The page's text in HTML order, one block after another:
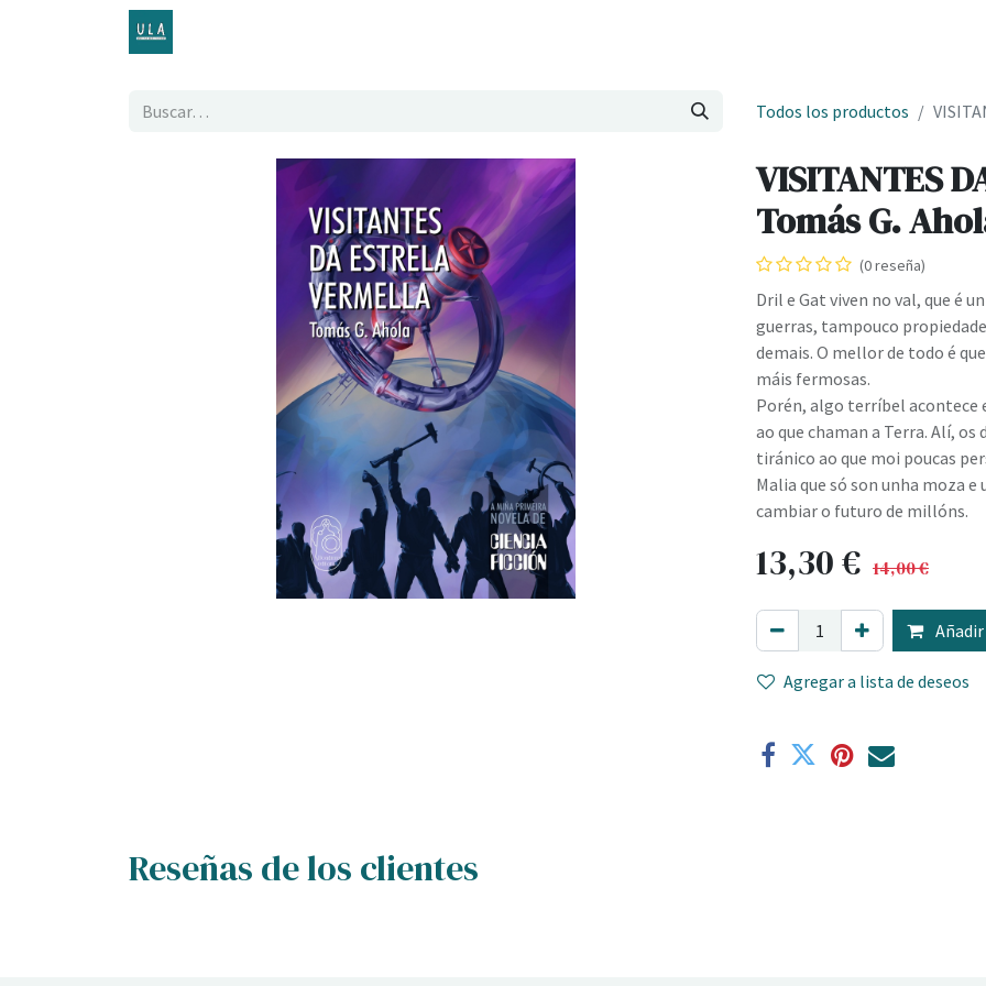
Todos los productos
VISITANTES
Tomás G.
(0 reseña)
Dril e Gat viven no val, que é
guerras, tampouco
demais. O mellor de todo é
máis fermosas.
Porén, algo terríbel acontece
ao que chaman a Terra. Alí,
tiránico ao que moi poucas
Malia que só son unha moza
cambiar o futuro de millóns.
13,30€ 14,00€
Agregar a lista de deseos
Reseñas de los clientes